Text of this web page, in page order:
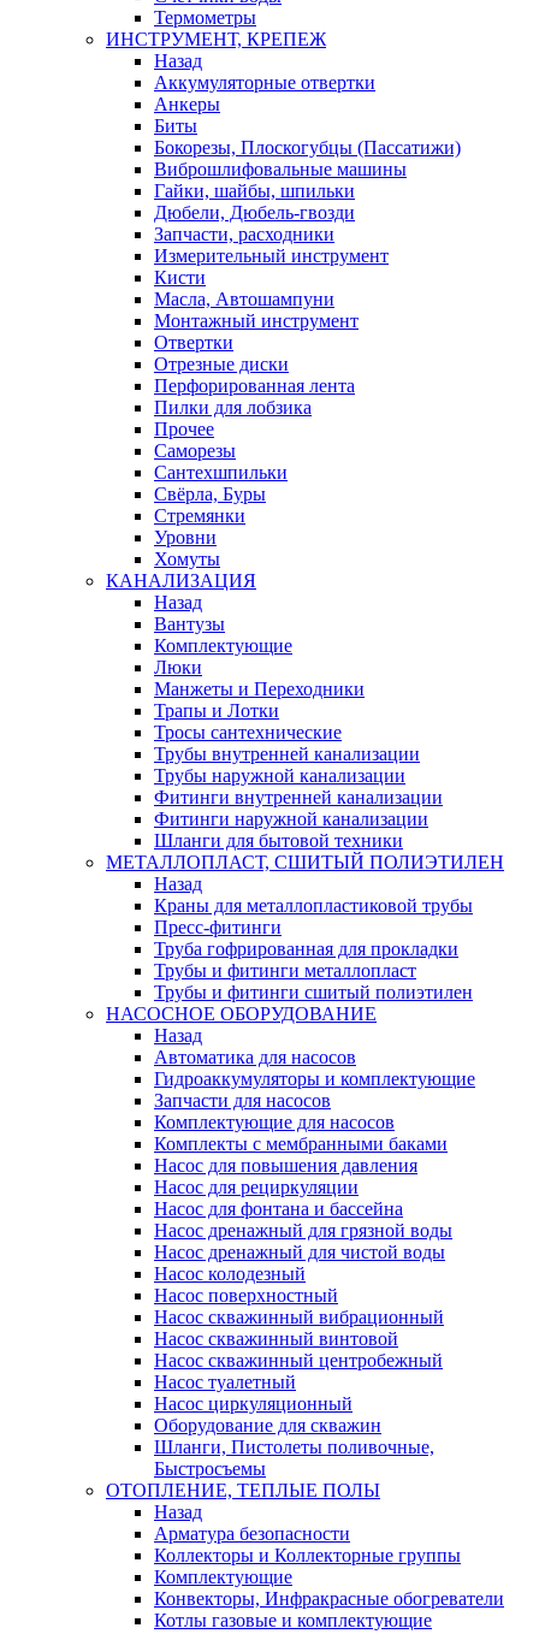
Термометры
ИНСТРУМЕНТ, КРЕПЕЖ
Назад
Аккумуляторные отвертки
Анкеры
Биты
Бокорезы, Плоскогубцы (Пассатижи)
Виброшлифовальные машины
Гайки, шайбы, шпильки
Дюбели, Дюбель-гвозди
Запчасти, расходники
Измерительный инструмент
Кисти
Масла, Автошампуни
Монтажный инструмент
Отвертки
Отрезные диски
Перфорированная лента
Пилки для лобзика
Прочее
Саморезы
Сантехшпильки
Свёрла, Буры
Стремянки
Уровни
Хомуты
КАНАЛИЗАЦИЯ
Назад
Вантузы
Комплектующие
Люки
Манжеты и Переходники
Трапы и Лотки
Тросы сантехнические
Трубы внутренней канализации
Трубы наружной канализации
Фитинги внутренней канализации
Фитинги наружной канализации
Шланги для бытовой техники
МЕТАЛЛОПЛАСТ, СШИТЫЙ ПОЛИЭТИЛЕН
Назад
Краны для металлопластиковой трубы
Пресс-фитинги
Труба гофрированная для прокладки
Трубы и фитинги металлопласт
Трубы и фитинги сшитый полиэтилен
НАСОСНОЕ ОБОРУДОВАНИЕ
Назад
Автоматика для насосов
Гидроаккумуляторы и комплектующие
Запчасти для насосов
Комплектующие для насосов
Комплекты с мембранными баками
Насос для повышения давления
Насос для рециркуляции
Насос для фонтана и бассейна
Насос дренажный для грязной воды
Насос дренажный для чистой воды
Насос колодезный
Насос поверхностный
Насос скважинный вибрационный
Насос скважинный винтовой
Насос скважинный центробежный
Насос туалетный
Насос циркуляционный
Оборудование для скважин
Шланги, Пистолеты поливочные,
Быстросъемы
ОТОПЛЕНИЕ, ТЕПЛЫЕ ПОЛЫ
Назад
Арматура безопасности
Коллекторы и Коллекторные группы
Комплектующие
Конвекторы, Инфракрасные обогреватели
Котлы газовые и комплектующие